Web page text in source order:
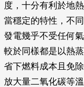
度，十分有利於地
當穩定的特性，不
發電幾乎不受任何
較於同樣都是以熱
省下燃料成本且免
放大量二氧化碳等